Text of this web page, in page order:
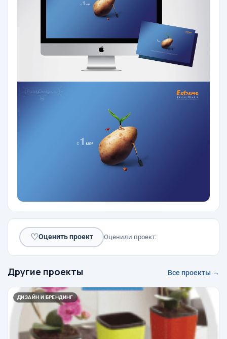
♡Оценить проект Оценили проект:
Другие проекты Все проекты →
ДИЗАЙН И БРЕНДИНГ